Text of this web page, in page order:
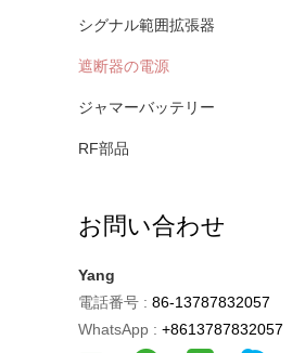
シグナル範囲拡張器
遮断器の電源
ジャマーバッテリー
RF部品
お問い合わせ
Yang
電話番号 : 86-13787832057
WhatsApp : +8613787832057